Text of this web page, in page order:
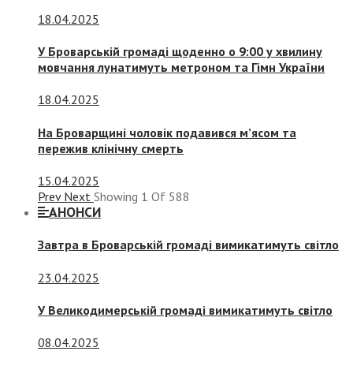
18.04.2025
У Броварській громаді щоденно о 9:00 у хвилину
мовчання лунатимуть метроном та Гімн України
18.04.2025
На Броварщині чоловік подавився м’ясом та
пережив клінічну смерть
15.04.2025
Prev Next Showing 1 Of 588
АНОНСИ
Завтра в Броварській громаді вимикатимуть світло
23.04.2025
У Великодимерській громаді вимикатимуть світло
08.04.2025